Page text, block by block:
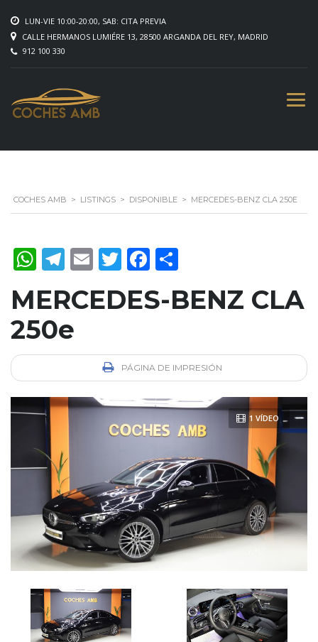
LUN-VIE 10:00-20:00, SAB: CITA PREVIA
CALLE HERMANOS LUMIÉRE 13, 28500 ARGANDA DEL REY, MADRID
912 100 330
COCHES AMB > LISTINGS > DISPONIBLE > MERCEDES-BENZ CLA 250E
WhatsApp
Telegram
EmailTwitterFacebook
MERCEDES-BENZ CLA
250e
PÁGINA DE IMPRESIÓN
1 VÍDEO